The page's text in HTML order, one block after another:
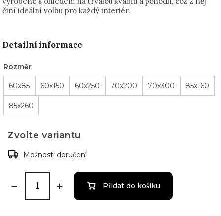
činí ideální volbu pro každý interiér.
Detailní informace
Rozměr
60x85 60x150 60x250 70x200 70x300 85x160
85x260
Zvolte variantu
Možnosti doručení
Přidat do košíku